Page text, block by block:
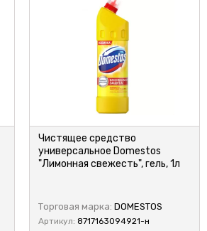
Чистящее средство
универсальное Domestos
"Лимонная свежесть", гель, 1л
Торговая марка: DOMESTOS
Артикул: 8717163094921-н